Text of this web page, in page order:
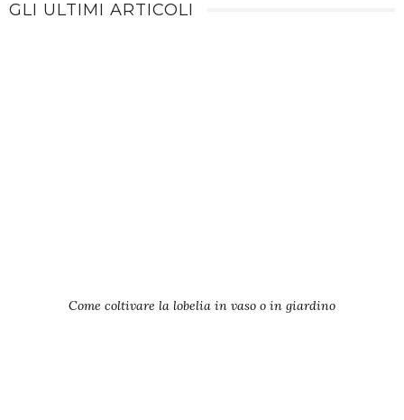
GLI ULTIMI ARTICOLI
Come coltivare la lobelia in vaso o in giardino